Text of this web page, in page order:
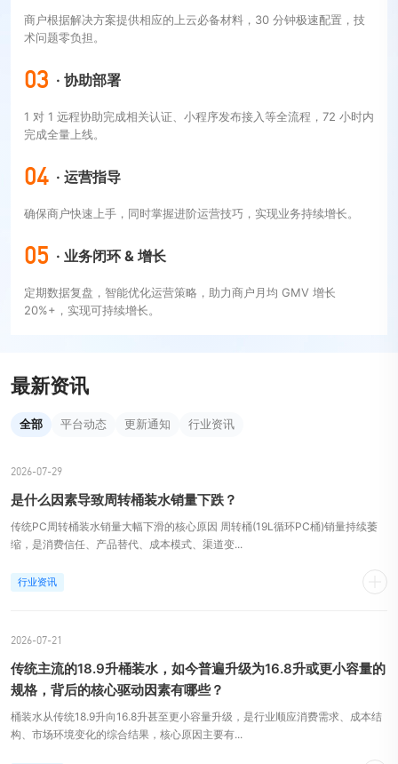
商户根据解决方案提供相应的上云必备材料，30 分钟极速配置，技
术问题零负担。
03 · 协助部署
1 对 1 远程协助完成相关认证、小程序发布接入等全流程，72 小时内
完成全量上线。
04 · 运营指导
确保商户快速上手，同时掌握进阶运营技巧，实现业务持续增长。
05 · 业务闭环 & 增长
定期数据复盘，智能优化运营策略，助力商户月均 GMV 增长
20%+，实现可持续增长。
最新资讯
全部 平台动态 更新通知 行业资讯
2026-07-29
是什么因素导致周转桶装水销量下跌？
传统PC周转桶装水销量大幅下滑的核心原因 周转桶(19L循环PC桶)销量持续萎
缩，是消费信任、产品替代、成本模式、渠道变...
行业资讯
2026-07-21
传统主流的18.9升桶装水，如今普遍升级为16.8升或更小容量的
规格，背后的核心驱动因素有哪些？
桶装水从传统18.9升向16.8升甚至更小容量升级，是行业顺应消费需求、成本结
构、市场环境变化的综合结果，核心原因主要有...